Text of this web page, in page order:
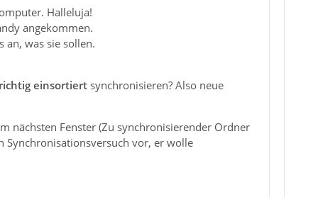
Halleluja!
angekommen.
an, was sie sollen.
einsortiertsynchronisieren? Also neue
nächsten Fenster (Zu synchronisierender Ordner
Synchronisationsversuch vor, er wolle